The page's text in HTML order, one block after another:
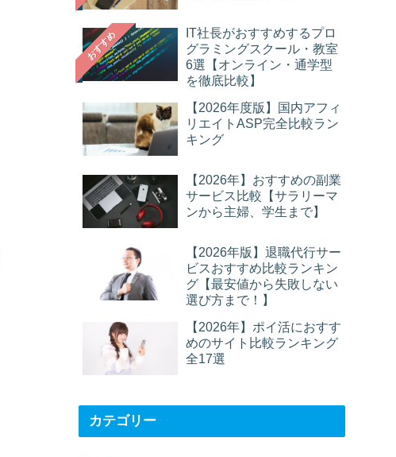
おすすめ
IT社長がおすすめするプロ
グラミングスクール・教室
6選【オンライン・通学型
を徹底比較】
【2026年度版】国内アフィ
リエイトASP完全比較ラン
キング
【2026年】おすすめの副業
サービス比較【サラリーマ
ンから主婦、学生まで】
【2026年版】退職代行サー
ビスおすすめ比較ランキン
グ【最安値から失敗しない
選び方まで！】
【2026年】ポイ活におすす
めのサイト比較ランキング
全17選
カテゴリー